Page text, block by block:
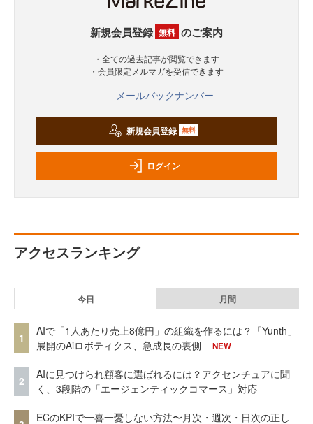
新規会員登録 無料 のご案内
・全ての過去記事が閲覧できます
・会員限定メルマガを受信できます
メールバックナンバー
新規会員登録 無料
ログイン
アクセスランキング
今日 月間
1
AIで「1人あたり売上8億円」の組織を作るには？「Yunth」
展開のAiロボティクス、急成長の裏側
NEW
2
AIに見つけられ顧客に選ばれるには？アクセンチュアに聞
く、3段階の「エージェンティックコマース」対応
ECのKPIで一喜一憂しない方法〜月次・週次・日次の正し